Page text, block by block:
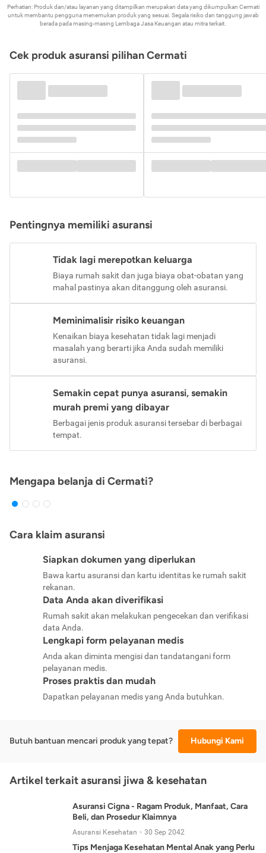
Perhatian: Produk dan/atau layanan yang ditampilkan merupakan data yang dikumpulkan Cermati
untuk membantu pengguna menemukan produk yang sesuai. Segala risiko dan tanggung jawab
berada pada masing-masing Lembaga Jasa Keuangan atau mitra terkait.
Cek produk asuransi pilihan Cermati
Pentingnya memiliki asuransi
Tidak lagi merepotkan keluarga
Biaya rumah sakit dan juga biaya obat-obatan yang
mahal pastinya akan ditanggung oleh asuransi.
Meminimalisir risiko keuangan
Kenaikan biaya kesehatan tidak lagi menjadi
masalah yang berarti jika Anda sudah memiliki
asuransi.
Semakin cepat punya asuransi, semakin
murah premi yang dibayar
Berbagai jenis produk asuransi tersebar di berbagai
tempat.
Mengapa belanja di Cermati?
Cara klaim asuransi
Siapkan dokumen yang diperlukan
Bawa kartu asuransi dan kartu identitas ke rumah sakit
rekanan.
Data Anda akan diverifikasi
Rumah sakit akan melakukan pengecekan dan verifikasi
data Anda.
Lengkapi form pelayanan medis
Anda akan diminta mengisi dan tandatangani form
pelayanan medis.
Proses praktis dan mudah
Dapatkan pelayanan medis yang Anda butuhkan.
Butuh bantuan mencari produk yang tepat? Hubungi Kami
Artikel terkait asuransi jiwa & kesehatan
Asuransi Cigna - Ragam Produk, Manfaat, Cara
Beli, dan Prosedur Klaimnya
Asuransi Kesehatan 30 Sep 2042
Tips Menjaga Kesehatan Mental Anak yang Perlu